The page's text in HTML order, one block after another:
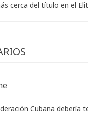
cerca del título en el
Cubana debería